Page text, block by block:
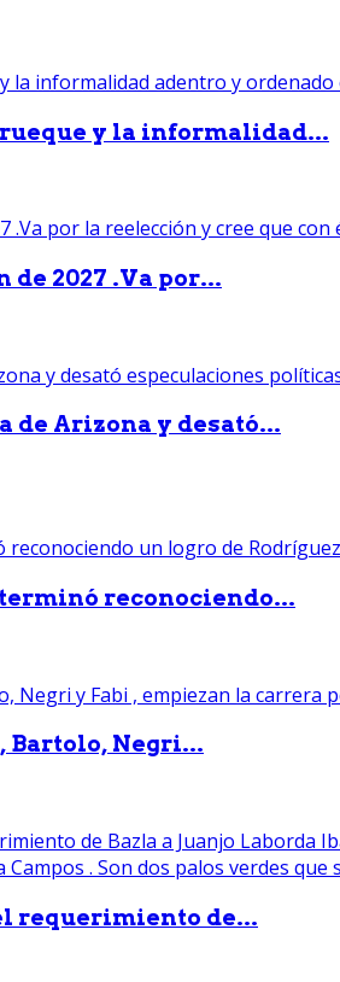
y la informalidad...
2027 .Va por...
de Arizona y desató...
reconociendo...
Bartolo, Negri...
requerimiento de...